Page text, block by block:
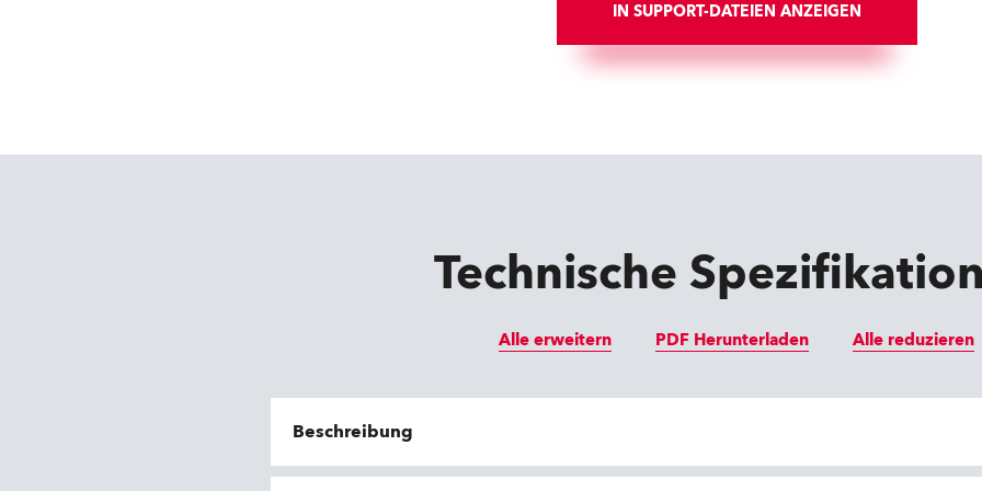
IN SUPPORT-DATEIEN ANZEIGEN
Technische
Alle erweitern PDF Herunterladen Alle reduzieren
Beschreibung